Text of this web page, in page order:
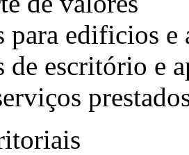
para edificios e
de escritório e